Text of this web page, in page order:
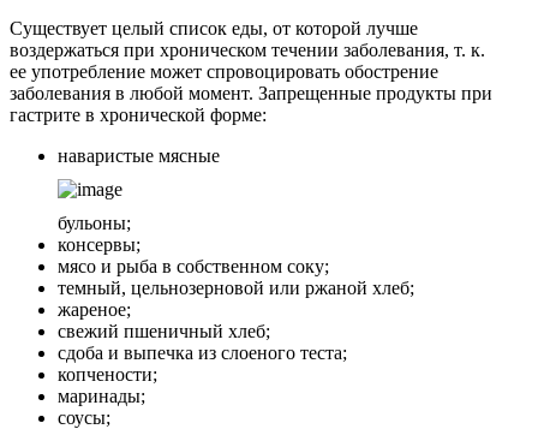
Существует целый список еды, от которой лучше
воздержаться при хроническом течении заболевания, т. к.
ее употребление может спровоцировать обострение
заболевания в любой момент. Запрещенные продукты при
гастрите в хронической форме:
наваристые мясные
бульоны;
консервы;
мясо и рыба в собственном соку;
темный, цельнозерновой или ржаной хлеб;
жареное;
свежий пшеничный хлеб;
сдоба и выпечка из слоеного теста;
копчености;
маринады;
соусы;